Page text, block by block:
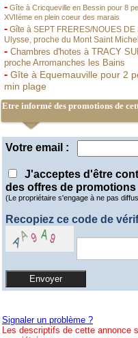
- Gîte à Cricqueville en Bessin pour 8
XVIIéme en plein coeur des marais
- Gîte à SEPT FRERES/NOUES
Ulysse, proche du Mont Saint Michel
- Chambres d'hotes à TRACY
proche Arromanches les Bains
- Gîte à Equemauville pour 2
min plage
Etre informé des promotions de
Votre email :
J'acceptes d'être
des offres de promotions
(Le propriétaire s'engage à ne pas
Recopiez ce code de
Signaler un problème ?
Les descriptifs de cette annonce